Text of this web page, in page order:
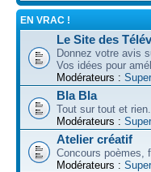
EN VRAC !
Le Site des
Donnez votre avis
Vos idées pour
Modérateurs :
Bla Bla
Tout sur tout et
Modérateurs :
Atelier créatif
Concours poèmes,
Modérateurs :